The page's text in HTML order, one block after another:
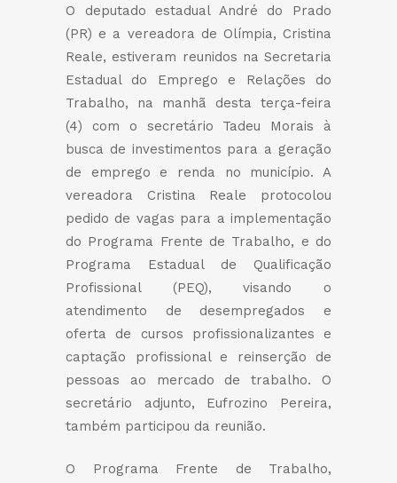
O deputado estadual André do Prado
(PR) e a vereadora de Olímpia, Cristina
Reale, estiveram reunidos na Secretaria
Estadual do Emprego e Relações do
Trabalho, na manhã desta terça-feira
(4) com o secretário Tadeu Morais à
busca de investimentos para a geração
de emprego e renda no município. A
vereadora Cristina Reale protocolou
pedido de vagas para a implementação
do Programa Frente de Trabalho, e do
Programa Estadual de Qualificação
Profissional (PEQ), visando o
atendimento de desempregados e
oferta de cursos profissionalizantes e
captação profissional e reinserção de
pessoas ao mercado de trabalho. O
secretário adjunto, Eufrozino Pereira,
também participou da reunião.
O Programa Frente de Trabalho,